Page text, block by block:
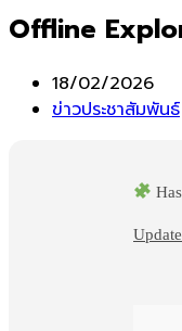
Offline
Post
published:
18/02/2026
Post
ข่าวประชาสัมพันธ์